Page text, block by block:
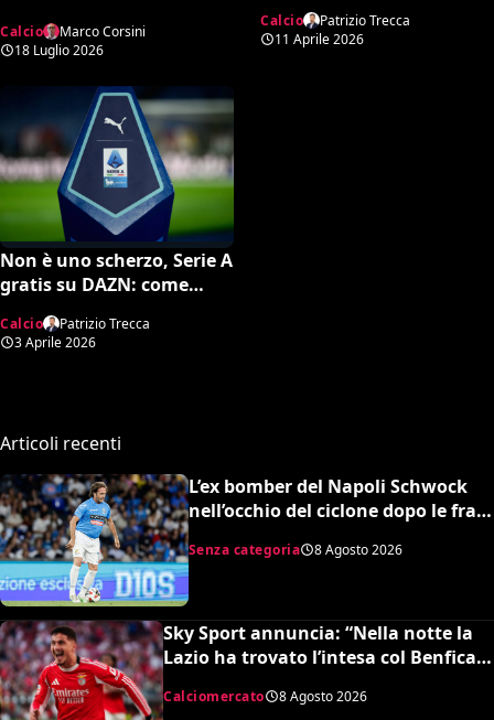
potente candidatura per
la FIFA
Calcio
Marco Corsini
18 Luglio 2026
Calcio
Patrizio Trecca
11 Aprile 2026
Non è uno scherzo, Serie A
gratis su DAZN: come
Calcio
Patrizio Trecca
3 Aprile 2026
Articoli recenti
L’ex bomber del Napoli Schwock
nell’occhio del ciclone dopo le frasi
shock su Mario Roggero
Senza categoria 8 Agosto 2026
Sky Sport annuncia: “Nella notte la
Lazio ha trovato l’intesa col Benfica
giocatore”
Calciomercato 8 Agosto 2026